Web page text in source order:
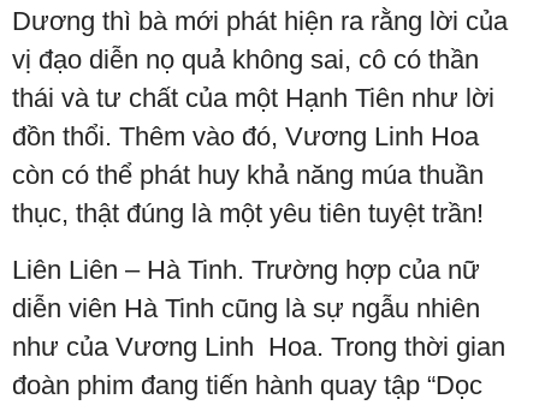
Dương thì bà mới phát hiện ra rằng lời của
vị đạo diễn nọ quả không sai, cô có thần
thái và tư chất của một Hạnh Tiên như lời
đồn thổi. Thêm vào đó, Vương Linh Hoa
còn có thể phát huy khả năng múa thuần
thục, thật đúng là một yêu tiên tuyệt trần!
Liên Liên – Hà Tinh. Trường hợp của nữ
diễn viên Hà Tinh cũng là sự ngẫu nhiên
như của Vương Linh Hoa. Trong thời gian
đoàn phim đang tiến hành quay tập “Dọc